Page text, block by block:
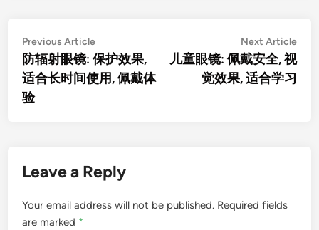
Post
navigation
Previous ArticlePrevious
article:
防辐射眼镜: 保护效果,
适合长时间使用, 佩戴体
验
Next Article
儿童眼镜: 佩戴安全, 视
觉效果, 适合学习
Leave a Reply
Your email address will not be published. Required fields
are marked *